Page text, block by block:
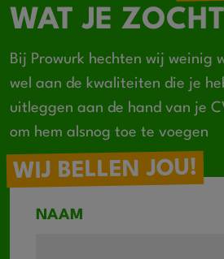
WAT JE
Bij Prowurk hechten wij weinig
wel aan de kwaliteiten die je
uitleggen aan de hand van je
om hem alsnog toe te voegen
WIJ BELLEN JOU!
NAAM